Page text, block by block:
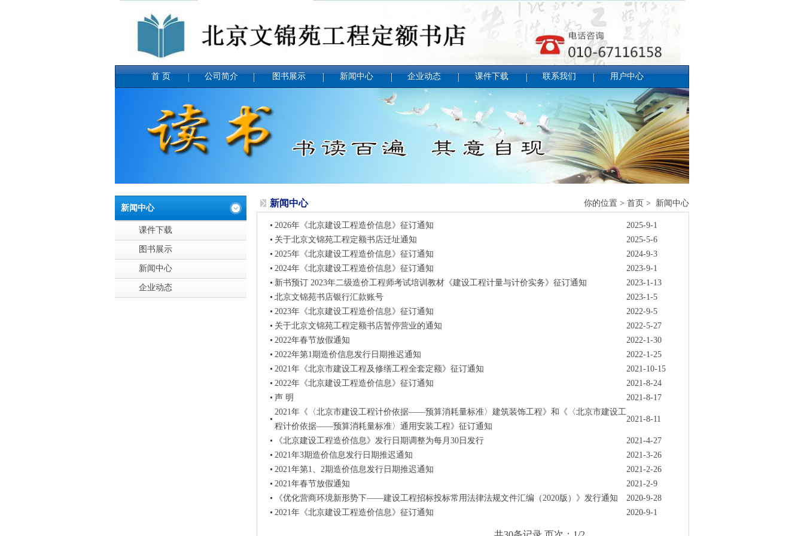
首 页 公司简介 图书展示 新闻中心 企业动态 课件下载 联系我们 用户中心
新闻中心
课件下载
图书展示
新闻中心
企业动态
新闻中心 你的位置 > 首页 > 新闻中心
2026年《北京建设工程造价信息》征订通知
2025-9-1
关于北京文锦苑工程定额书店迁址通知
2025-5-6
2025年《北京建设工程造价信息》征订通知
2024-9-3
2024年《北京建设工程造价信息》征订通知
2023-9-1
新书预订 2023年二级造价工程师考试培训教材《建设工程计量与计价实务》征订通知
2023-1-13
北京文锦苑书店银行汇款账号
2023-1-5
2023年《北京建设工程造价信息》征订通知
2022-9-5
关于北京文锦苑工程定额书店暂停营业的通知
2022-5-27
2022年春节放假通知
2022-1-30
2022年第1期造价信息发行日期推迟通知
2022-1-25
2021年《北京市建设工程及修缮工程全套定额》征订通知
2021-10-15
2022年《北京建设工程造价信息》征订通知
2021-8-24
声 明
2021-8-17
2021年《〈北京市建设工程计价依据——预算消耗量标准〉建筑装饰工程》和《〈北京市建设工
程计价依据——预算消耗量标准〉通用安装工程》征订通知
2021-8-11
《北京建设工程造价信息》发行日期调整为每月30日发行
2021-4-27
2021年3期造价信息发行日期推迟通知
2021-3-26
2021年第1、2期造价信息发行日期推迟通知
2021-2-26
2021年春节放假通知
2021-2-9
《优化营商环境新形势下——建设工程招标投标常用法律法规文件汇编（2020版）》发行通知
2020-9-28
2021年《北京建设工程造价信息》征订通知
2020-9-1